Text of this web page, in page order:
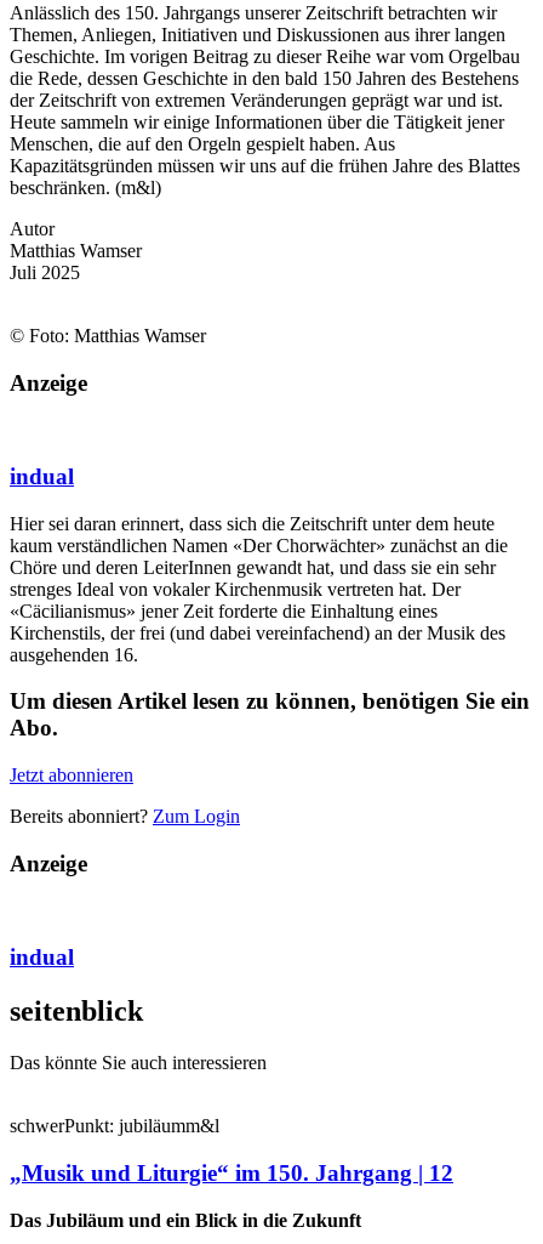
Anlässlich des 150. Jahrgangs unserer Zeitschrift betrachten wir
Themen, Anliegen, Initiativen und Diskussionen aus ihrer langen
Geschichte. Im vorigen Beitrag zu dieser Reihe war vom Orgelbau
die Rede, dessen Geschichte in den bald 150 Jahren des Bestehens
der Zeitschrift von extremen Veränderungen geprägt war und ist.
Heute sammeln wir einige Informationen über die Tätigkeit jener
Menschen, die auf den Orgeln gespielt haben. Aus
Kapazitätsgründen müssen wir uns auf die frühen Jahre des Blattes
beschränken. (m&l)
Autor
Matthias Wamser
Juli 2025
© Foto: Matthias Wamser
Anzeige
indual
Hier sei daran erinnert, dass sich die Zeitschrift unter dem heute
kaum verständlichen Namen «Der Chorwächter» zunächst an die
Chöre und deren LeiterInnen gewandt hat, und dass sie ein sehr
strenges Ideal von vokaler Kirchenmusik vertreten hat. Der
«Cäcilianismus» jener Zeit forderte die Einhaltung eines
Kirchenstils, der frei (und dabei vereinfachend) an der Musik des
ausgehenden 16.
Um diesen Artikel lesen zu können, benötigen Sie ein
Abo.
Jetzt abonnieren
Bereits abonniert? Zum Login
Anzeige
indual
seitenblick
Das könnte Sie auch interessieren
schwerPunkt: jubiläumm&l
„Musik und Liturgie“ im 150. Jahrgang | 12
Das Jubiläum und ein Blick in die Zukunft